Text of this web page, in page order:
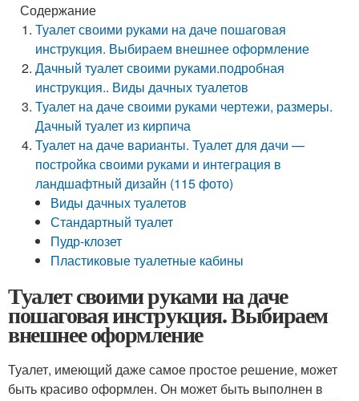
Содержание
Туалет своими руками на даче пошаговая
инструкция. Выбираем внешнее оформление
Дачный туалет своими руками.подробная
инструкция.. Виды дачных туалетов
Туалет на даче своими руками чертежи, размеры.
Дачный туалет из кирпича
Туалет на даче варианты. Туалет для дачи —
постройка своими руками и интеграция в
ландшафтный дизайн (115 фото)
Виды дачных туалетов
Стандартный туалет
Пудр-клозет
Пластиковые туалетные кабины
Туалет своими руками на даче
пошаговая инструкция. Выбираем
внешнее оформление
Туалет, имеющий даже самое простое решение, может
быть красиво оформлен. Он может быть выполнен в